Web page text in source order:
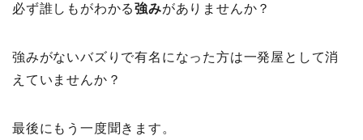
必ず誰しもがわかる強みがありませんか？
強みがないバズりで有名になった方は一発屋として消
えていませんか？
最後にもう一度聞きます。